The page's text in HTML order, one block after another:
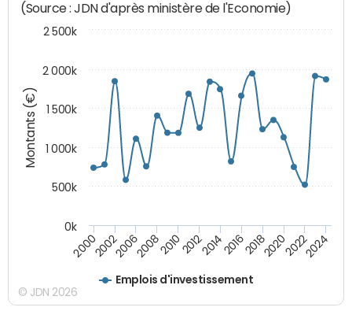
Montants (€)
(Source : JDN d'après ministère de l'Economie)
Emplois d'investissement
200020022006200820102012201420162018202020222024
0k
500k
1 000k
1 500k
2 000k
2 500k
© JDN 2026